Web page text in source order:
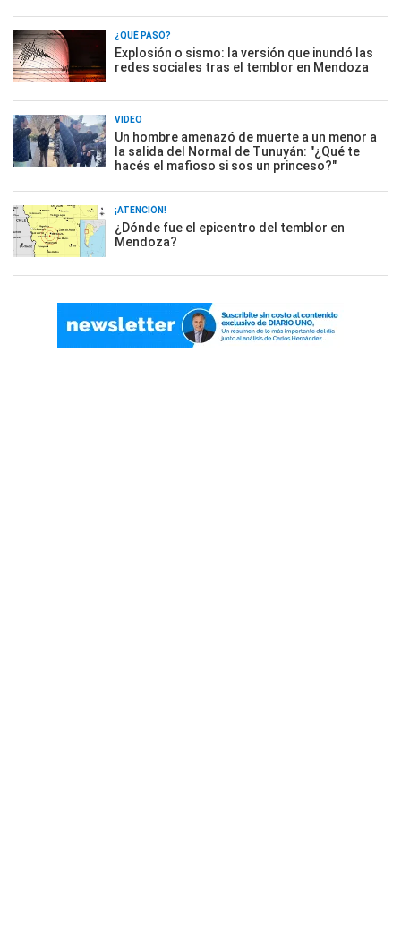
¿QUÉ PASÓ?
Explosión o sismo: la versión que inundó las
redes sociales tras el temblor en Mendoza
VIDEO
Un hombre amenazó de muerte a un menor a
la salida del Normal de Tunuyán: "¿Qué te
hacés el mafioso si sos un princeso?"
¡ATENCIÓN!
¿Dónde fue el epicentro del temblor en
Mendoza?